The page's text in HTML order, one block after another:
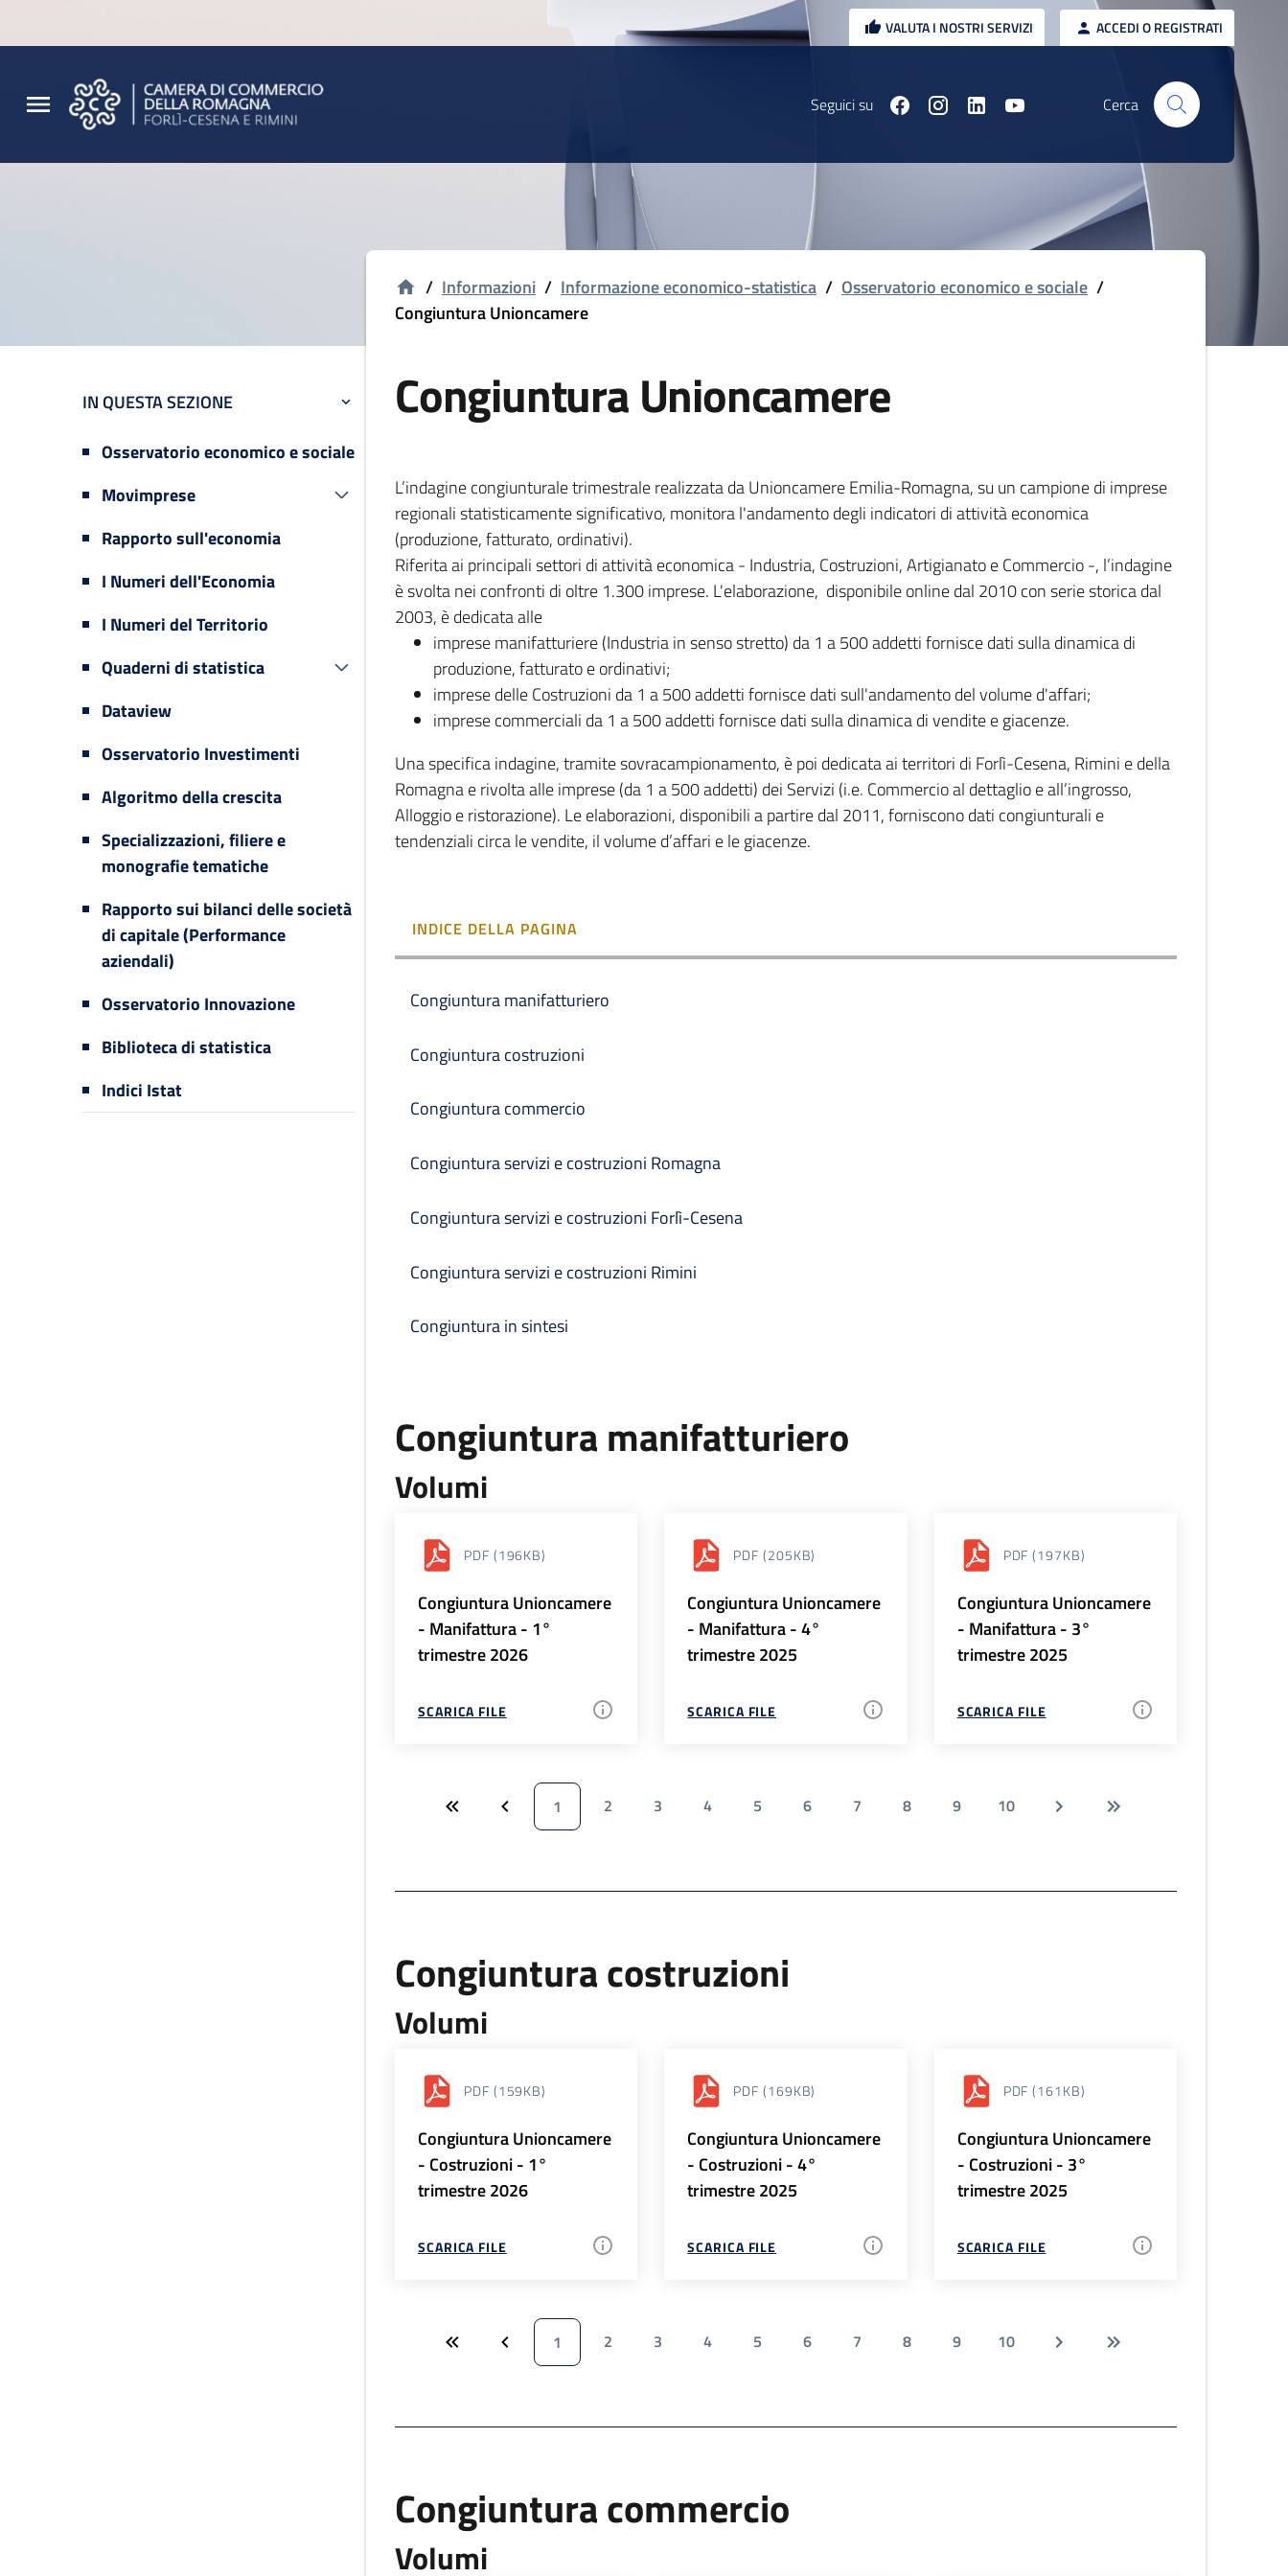
VALUTA I NOSTRI SERVIZI ACCEDI O REGISTRATI
Seguici su Cerca
IN QUESTA SEZIONE
Osservatorio economico e sociale
Movimprese
Rapporto sull'economia
I Numeri dell'Economia
I Numeri del Territorio
Quaderni di statistica
Dataview
Osservatorio Investimenti
Algoritmo della crescita
Specializzazioni, filiere e
monografie tematiche
Rapporto sui bilanci delle società
di capitale (Performance
aziendali)
Osservatorio Innovazione
Biblioteca di statistica
Indici Istat
/ Informazioni / Informazione economico-statistica / Osservatorio economico e sociale /
Congiuntura Unioncamere
Congiuntura Unioncamere
L’indagine congiunturale trimestrale realizzata da Unioncamere Emilia-Romagna, su un campione di imprese
regionali statisticamente significativo, monitora l'andamento degli indicatori di attività economica
(produzione, fatturato, ordinativi).
Riferita ai principali settori di attività economica - Industria, Costruzioni, Artigianato e Commercio -, l’indagine
è svolta nei confronti di oltre 1.300 imprese. L'elaborazione, disponibile online dal 2010 con serie storica dal
2003, è dedicata alle
imprese manifatturiere (Industria in senso stretto) da 1 a 500 addetti fornisce dati sulla dinamica di
produzione, fatturato e ordinativi;
imprese delle Costruzioni da 1 a 500 addetti fornisce dati sull'andamento del volume d'affari;
imprese commerciali da 1 a 500 addetti fornisce dati sulla dinamica di vendite e giacenze.
Una specifica indagine, tramite sovracampionamento, è poi dedicata ai territori di Forlì-Cesena, Rimini e della
Romagna e rivolta alle imprese (da 1 a 500 addetti) dei Servizi (i.e. Commercio al dettaglio e all’ingrosso,
Alloggio e ristorazione). Le elaborazioni, disponibili a partire dal 2011, forniscono dati congiunturali e
tendenziali circa le vendite, il volume d’affari e le giacenze.
INDICE DELLA PAGINA
Congiuntura manifatturiero
Congiuntura costruzioni
Congiuntura commercio
Congiuntura servizi e costruzioni Romagna
Congiuntura servizi e costruzioni Forlì-Cesena
Congiuntura servizi e costruzioni Rimini
Congiuntura in sintesi
Congiuntura manifatturiero
Volumi
PDF (196KB)
Congiuntura Unioncamere
- Manifattura - 1°
trimestre 2026
SCARICA FILE
PDF (205KB)
Congiuntura Unioncamere
- Manifattura - 4°
trimestre 2025
SCARICA FILE
PDF (197KB)
Congiuntura Unioncamere
- Manifattura - 3°
trimestre 2025
SCARICA FILE
1 2 3 4 5 6 7 8 9 10
Congiuntura costruzioni
Volumi
PDF (159KB)
Congiuntura Unioncamere
- Costruzioni - 1°
trimestre 2026
SCARICA FILE
PDF (169KB)
Congiuntura Unioncamere
- Costruzioni - 4°
trimestre 2025
SCARICA FILE
PDF (161KB)
Congiuntura Unioncamere
- Costruzioni - 3°
trimestre 2025
SCARICA FILE
1 2 3 4 5 6 7 8 9 10
Congiuntura commercio
Volumi